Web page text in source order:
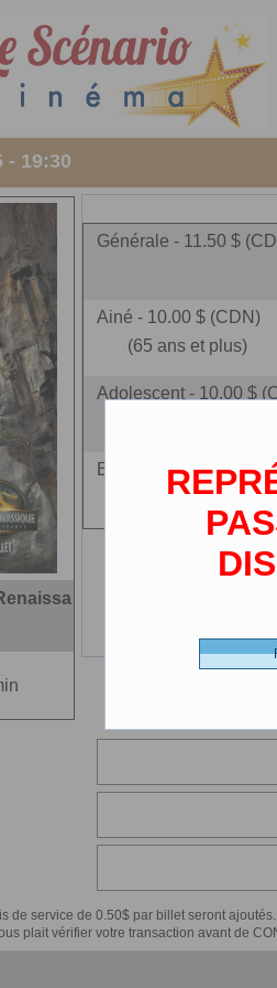
- 19:30
Générale - 11.50 $
Ainé - 10.00 $ (CDN)
(65 ans et plus)
Adolescent - 10.00 $
Enfant - 7.25 $ (CDN)
(13 ans et moins)
de service de 0.50$ par billet seront
plait vérifier votre transaction avant de